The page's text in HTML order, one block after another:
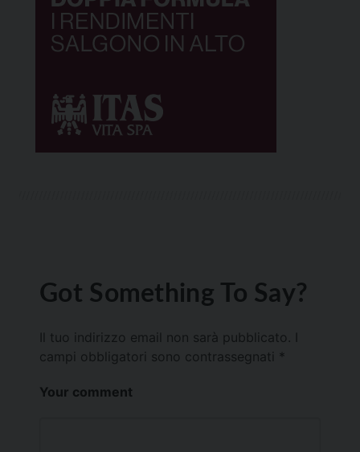
Got Something To Say?
Il tuo indirizzo email non sarà pubblicato.
campi obbligatori sono contrassegnati *
Your comment